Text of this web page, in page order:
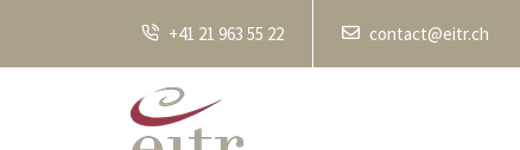
+41 21 963 55 22 contact@eitr.ch